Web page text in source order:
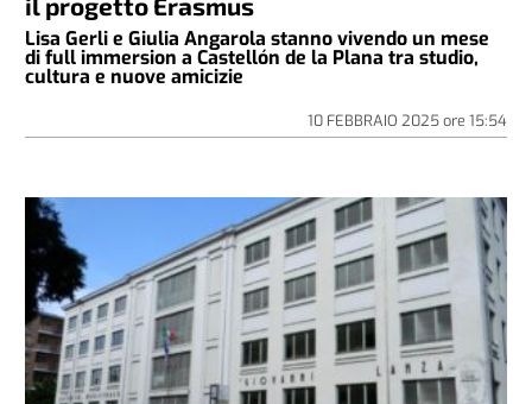
Lisa Gerli e Giulia Angarola stanno vivendo un mese
di full immersion a Castellón de la Plana tra studio,
cultura e nuove amicizie
10 FEBBRAIO 2025ore 15:54